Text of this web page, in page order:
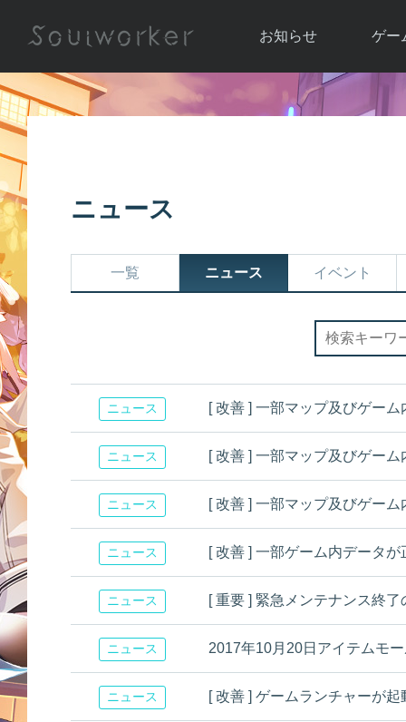
お知らせ
お知らせ一覧
ゲー
ソウ
ニュース
一覧 ニュース イベント
ニュース [ 改善 ] 一部マップ及びゲー
ニュース [ 改善 ] 一部マップ及びゲー
ニュース [ 改善 ] 一部マップ及びゲー
ニュース [ 改善 ] 一部ゲーム内データ
ニュース [ 重要 ] 緊急メンテナンス終了
ニュース 2017年10月20日アイテムモ
ニュース [ 改善 ] ゲームランチャーが